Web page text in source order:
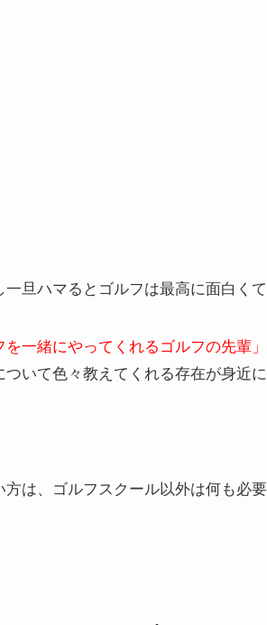
旦ハマるとゴルフは最高に面白くて
を一緒にやってくれるゴルフの先輩」
いて色々教えてくれる存在が身近に
は、ゴルフスクール以外は何も必